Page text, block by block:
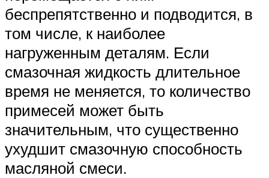
беспрепятственно и подводится, в
том числе, к наиболее
нагруженным деталям. Если
смазочная жидкость длительное
время не меняется, то количество
примесей может быть
значительным, что существенно
ухудшит смазочную способность
масляной смеси.